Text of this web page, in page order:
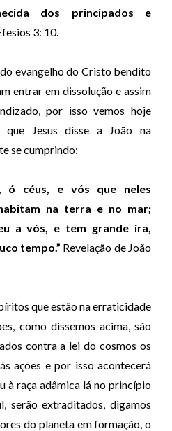
dos principados e
3: 10.
evangelho do Cristo bendito
entrar em dissolução e assim
por isso vemos hoje
Jesus disse a João na
se cumprindo:
ó céus, e vós que neles
na terra e no mar;
a vós, e tem grande ira,
tempo.” Revelação de João
que estão na erraticidade
como dissemos acima, são
contra a lei do cosmos os
ações e por isso acontecerá
à raça adâmica lá no princípio
serão extraditados, digamos
do planeta em formação, o